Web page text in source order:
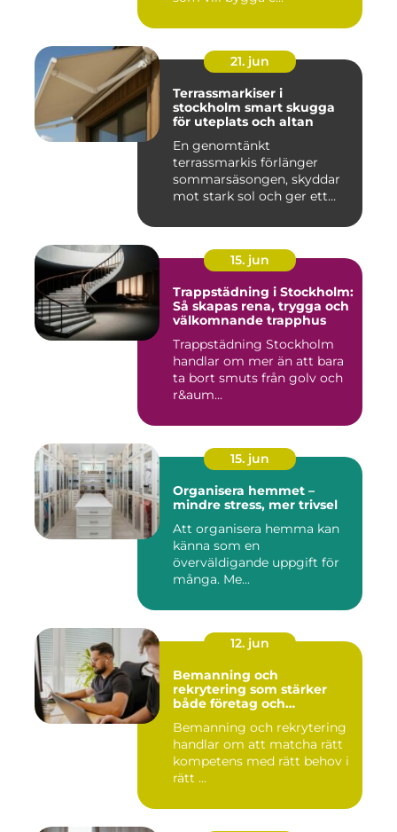
21. jun
Terrassmarkiser i
stockholm smart skugga
för uteplats och altan
En genomtänkt
terrassmarkis förlänger
sommarsäsongen, skyddar
mot stark sol och ger ett
15. jun
Trappstädning i Stockholm:
Så skapas rena, trygga och
välkomnande trapphus
Trappstädning Stockholm
handlar om mer än att bara
ta bort smuts från golv och
r&aum...
15. jun
Organisera hemmet –
mindre stress, mer trivsel
Att organisera hemma kan
känna som en
överväldigande uppgift för
många. Me...
12. jun
Bemanning och
rekrytering som stärker
både företag och
Bemanning och rekrytering
handlar om att matcha rätt
kompetens med rätt behov i
rätt ...